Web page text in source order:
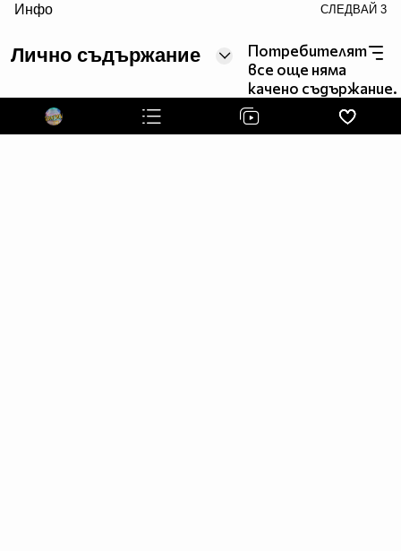
С какво се занимавам можете да видите ТУК
УЕБ ДИЗАЙН
Инфо СЛЕДВАЙ 3
Лично съдържание
Потребителят
все още няма
качено съдържание.